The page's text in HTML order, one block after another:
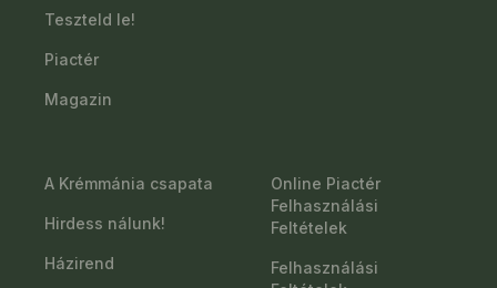
Teszteld le!
Piactér
Magazin
A Krémmánia csapata
Hirdess nálunk!
Házirend
Online Piactér
Felhasználási
Feltételek
Felhasználási